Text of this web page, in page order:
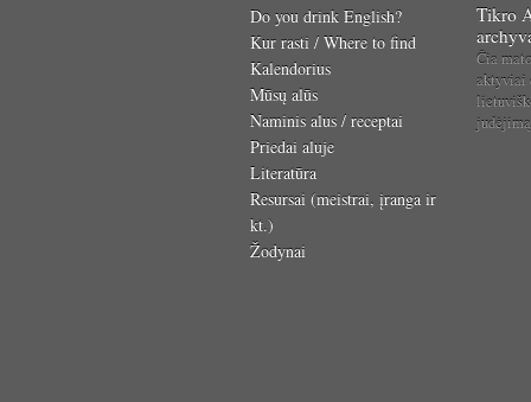
Do you drink English?
Kur rasti / Where to find
Kalendorius
Mūsų alūs
Naminis alus / receptai
Priedai aluje
Literatūra
Resursai (meistrai, įranga ir
kt.)
Žodynai
Tikro
Čia
aktyviai